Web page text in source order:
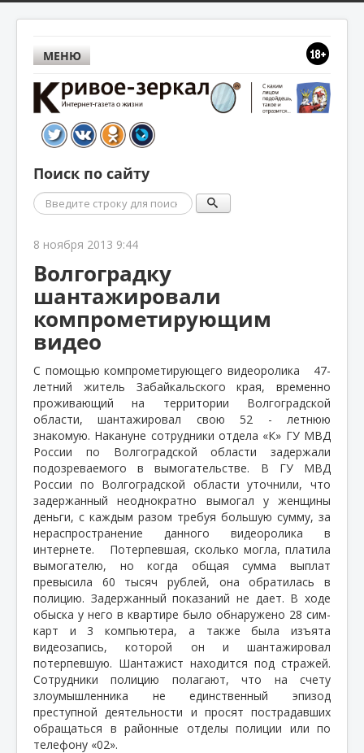
МЕНЮ
Поиск по сайту
Поиск
8 ноября 2013 9:44
Волгоградку
шантажировали
компрометирующим
видео
С помощью компрометирующего видеоролика 47-
летний житель Забайкальского края, временно
проживающий на территории Волгоградской
области, шантажировал свою 52 - летнюю
знакомую. Накануне сотрудники отдела «К» ГУ МВД
России по Волгоградской области задержали
подозреваемого в вымогательстве. В ГУ МВД
России по Волгоградской области уточнили, что
задержанный неоднократно вымогал у женщины
деньги, с каждым разом требуя большую сумму, за
нераспространение данного видеоролика в
интернете. Потерпевшая, сколько могла, платила
вымогателю, но когда общая сумма выплат
превысила 60 тысяч рублей, она обратилась в
полицию. Задержанный показаний не дает. В ходе
обыска у него в квартире было обнаружено 28 сим-
карт и 3 компьютера, а также была изъята
видеозапись, которой он и шантажировал
потерпевшую. Шантажист находится под стражей.
Сотрудники полицию полагают, что на счету
злоумышленника не единственный эпизод
преступной деятельности и просят пострадавших
обращаться в районные отделы полиции или по
телефону «02».